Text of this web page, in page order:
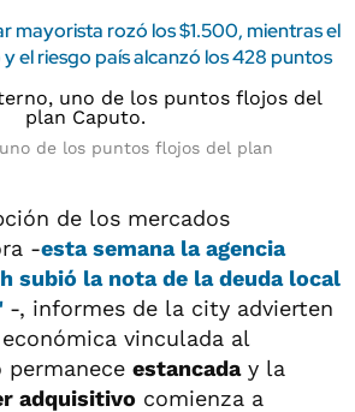
mayorista rozó los $1.500, mientras el
el riesgo país alcanzó los 428 puntos
de los puntos flojos del plan
de los mercados
-esta semana la agencia
subió la nota de la deuda local
-, informes de la city advierten
vinculada al
estancaday la
adquisitivo comienza a